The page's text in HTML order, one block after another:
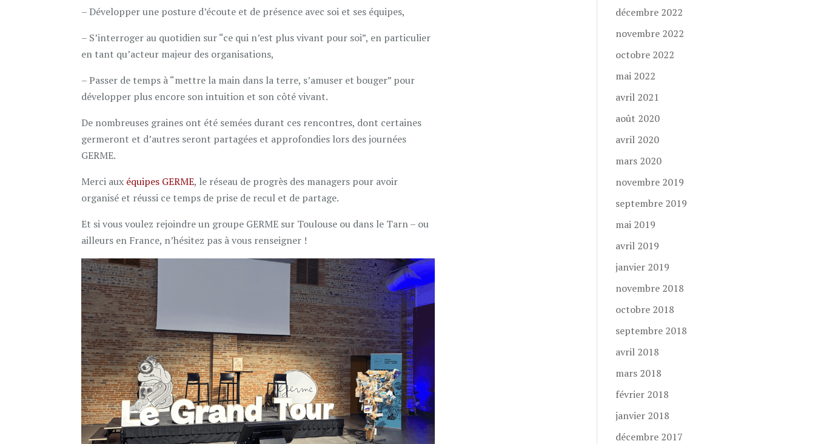
– Développer une posture d’écoute et de présence avec soi et ses équipes,
– S’interroger au quotidien sur “ce qui n’est plus vivant pour soi”, en particulier
en tant qu’acteur majeur des organisations,
– Passer de temps à “mettre la main dans la terre, s’amuser et bouger” pour
développer plus encore son intuition et son côté vivant.
De nombreuses graines ont été semées durant ces rencontres, dont certaines
germeront et d’autres seront partagées et approfondies lors des journées
GERME.
Merci aux équipes GERME, le réseau de progrès des managers pour avoir
organisé et réussi ce temps de prise de recul et de partage.
Et si vous voulez rejoindre un groupe GERME sur Toulouse ou dans le Tarn – ou
ailleurs en France, n’hésitez pas à vous renseigner !
décembre 2022
novembre 2022
octobre 2022
mai 2022
avril 2021
août 2020
avril 2020
mars 2020
novembre 2019
septembre 2019
mai 2019
avril 2019
janvier 2019
novembre 2018
octobre 2018
septembre 2018
avril 2018
mars 2018
février 2018
janvier 2018
décembre 2017